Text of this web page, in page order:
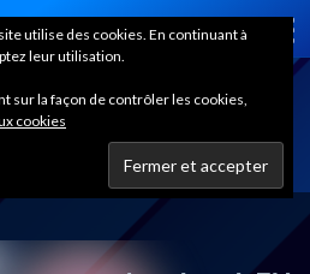
Home
utilise des cookies. En continuant à
leur utilisation.
sur la façon de contrôler les cookies,
cookies